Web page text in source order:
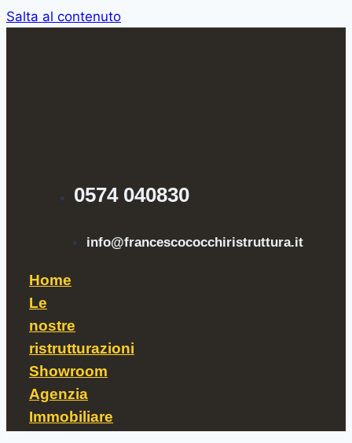
Salta al contenuto
0574 040830
info@francescococchiristruttura.it
Home
Le
nostre
ristrutturazioni
Showroom
Agenzia
Immobiliare